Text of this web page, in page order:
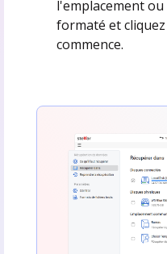
l'emplacement
formaté et
commence.